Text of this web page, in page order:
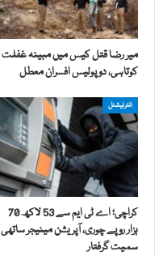
میر رضا قتل کیس میں مبینہ غفلت
کوتاہی، دو پولیس افسران معطل
انٹرنیشنل
کراچی؛ اے ٹی ایم سے 53 لاکھ 70
ہزار روپے چوری، آپریشن مینیجر ساتھی
سمیت گرفتار